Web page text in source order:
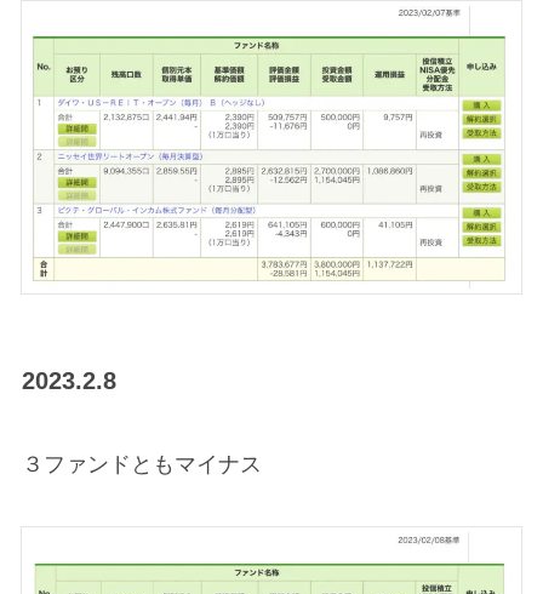
2023.2.8
３ファンドともマイナス